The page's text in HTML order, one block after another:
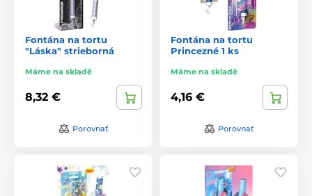
Fontána na tortu
"Láska" strieborná
Máme na skladě
8,32 €
Porovnať
Fontána na tortu
Princezné 1 ks
Máme na skladě
4,16 €
Porovnať